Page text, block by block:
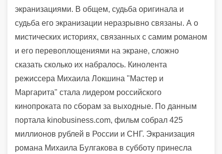
экранизациями. В общем, судьба оригинала и
судьба его экранизации неразрывно связаны. А о
мистических историях, связанных с самим романом
и его перевоплощениями на экране, сложно
сказать сколько их набралось. Кинолента
режиссера Михаила Локшина "Мастер и
Маргарита" стала лидером российского
кинопроката по сборам за выходные. По данным
портала kinobusiness.com, фильм собрал 425
миллионов рублей в России и СНГ. Экранизация
романа Михаила Булгакова в субботу принесла